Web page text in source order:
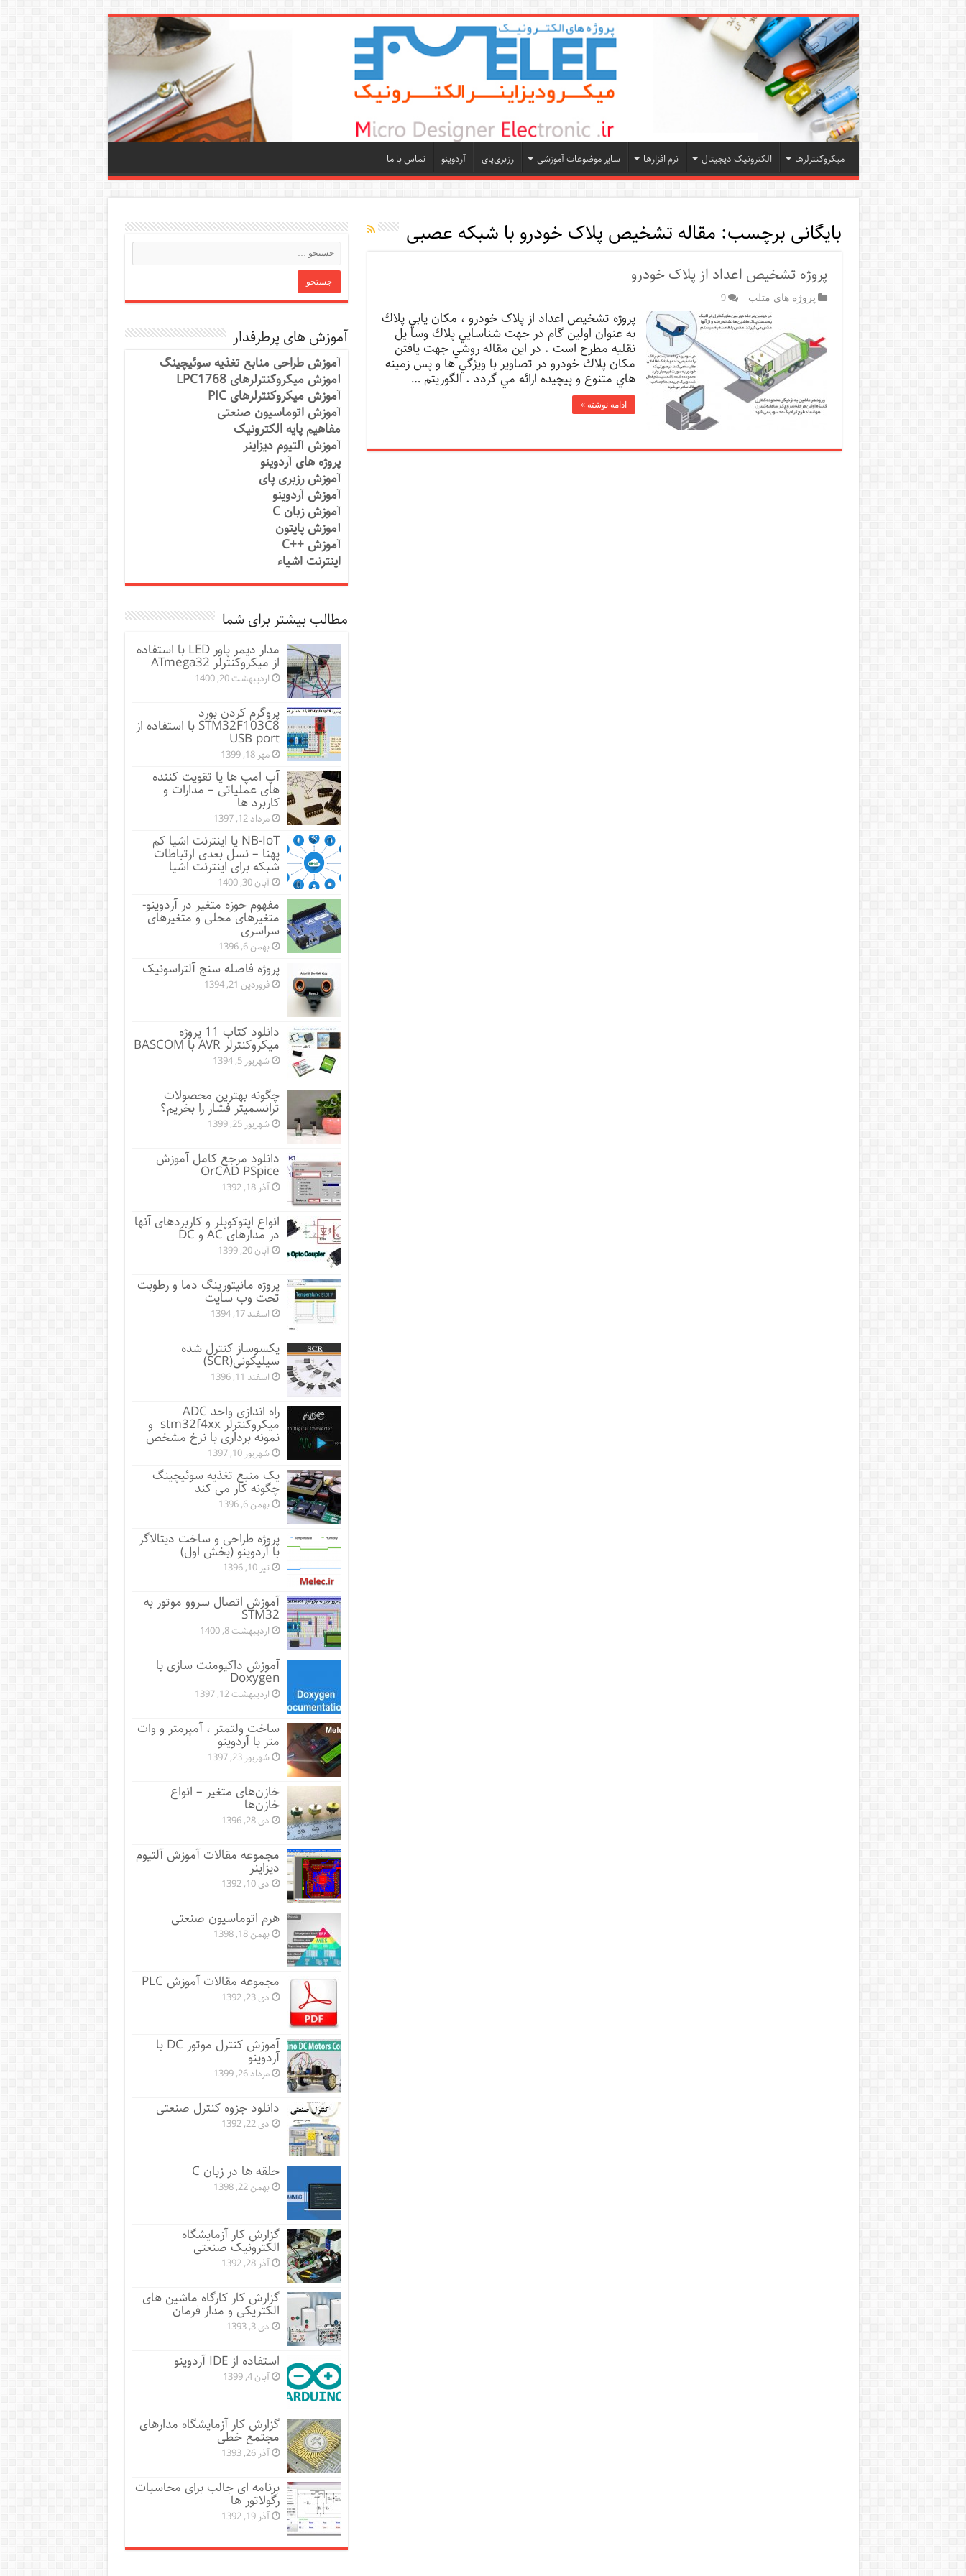
میکروکنترلرها الکترونیک دیجیتال نرم افزارها سایر موضوعات آموزشی رزبری‌پای آردوینو تماس با ما
بایگانی برچسب: مقاله تشخیص پلاک خودرو با شبکه عصبی
پروژه تشخیص اعداد از پلاک خودرو
پروژه های متلب 9
پروژه تشخیص اعداد از پلاک خودرو ، مکان يابي پلاك
به عنوان اولين گام در جهت شناسايي پلاك وسا يل
نقليه مطرح است . در اين مقاله روشي جهت يافتن
مکان پلاك خودرو در تصاوير با ويژگي ها و پس زمينه
هاي متنوع و پيچيده ارائه مي گردد . الگوريتم …
ادامه نوشته »
آموزش های پرطرفدار
آموزش طراحی منابع تغذیه سوئیچینگ
آموزش میکروکنترلرهای LPC1768
آموزش میکروکنترلرهای PIC
آموزش اتوماسیون صنعتی
مفاهیم پایه الکترونیک
آموزش آلتیوم دیزاینر
پروژه های آردوینو
آموزش رزبری پای
آموزش آردوینو
آموزش زبان C
آموزش پایتون
آموزش ++C
اینترنت اشیاء
مطالب بیشتر برای شما
مدار دیمر پاور LED با استفاده
از میکروکنترلر ATmega32
اردیبهشت 20, 1400
پروگرم کردن بورد
STM32F103C8 با استفاده از
USB port
مهر 18, 1399
آپ امپ ها یا تقویت کننده
های عملیاتی – مدارات و
کاربرد ها
مرداد 12, 1397
NB-IoT یا اینترنت اشیا کم
پهنا – نسل بعدی ارتباطات
شبکه برای اینترنت اشیا
آبان 30, 1400
مفهوم حوزه متغیر در آردوینو-
متغیرهای محلی و متغیرهای
سراسری
بهمن 6, 1396
پروژه فاصله سنج آلتراسونیک
فروردین 21, 1394
دانلود کتاب 11 پروژه
میکروکنترلر AVR با BASCOM
شهریور 5, 1394
چگونه بهترین محصولات
ترانسمیتر فشار را بخریم؟
شهریور 25, 1399
دانلود مرجع کامل آموزش
OrCAD PSpice
آذر 18, 1392
انواع اپتوکوپلر و کاربردهای آنها
در مدارهای AC و DC
آبان 20, 1399
پروژه مانيتورينگ دما و رطوبت
تحت وب سایت
اسفند 17, 1394
یکسوساز کنترل شده
سیلیکونی(SCR)
اسفند 11, 1396
راه اندازی واحد ADC
میکروکنترلر stm32f4xx و
نمونه برداری با نرخ مشخص
شهریور 10, 1397
یک منبع تغذیه سوئیچینگ
چگونه کار می کند
بهمن 6, 1396
پروژه طراحی و ساخت دیتالاگر
با آردوینو (بخش اول)
تیر 10, 1396
آموزش اتصال سروو موتور به
STM32
اردیبهشت 8, 1400
آموزش داکیومنت سازی با
Doxygen
اردیبهشت 12, 1397
ساخت ولتمتر ، آمپرمتر و وات
متر با آردوینو
شهریور 23, 1397
خازن‌های متغیر – انواع
خازن‌ها
دی 28, 1396
مجموعه مقالات آموزش آلتیوم
دیزاینر
دی 10, 1392
هرم اتوماسیون صنعتی
بهمن 18, 1398
مجموعه مقالات آموزش PLC
دی 23, 1392
آموزش کنترل موتور DC با
آردوینو
مرداد 26, 1399
دانلود جزوه کنترل صنعتی
دی 22, 1392
حلقه ها در زبان C
بهمن 22, 1398
گزارش کار آزمایشگاه
الکترونیک صنعتی
آذر 28, 1392
گزارش کار کارگاه ماشین های
الکتریکی و مدار فرمان
دی 3, 1393
استفاده از IDE آردوینو
آبان 4, 1399
گزارش کار آزمایشگاه مدارهای
مجتمع خطی
آذر 26, 1393
برنامه ای جالب برای محاسبات
رگولاتور ها
آذر 19, 1392